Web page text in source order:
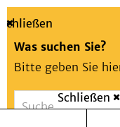
Suche
Schließen
Was suchen Sie?
Bitte geben Sie
Notfall
Schließen